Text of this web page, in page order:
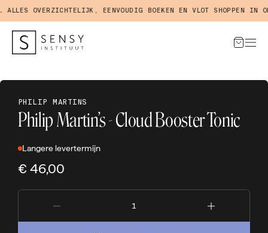
OVERZICHTELIJK, EENVOUDIG BOEKEN EN VLOT SHOPPEN IN
PHILIP MARTINS
Philip Martin’s - Cloud Booster Tonic
Langere levertermijn
€ 46,00